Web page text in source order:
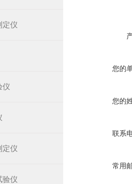
定仪
仪
定仪
验仪
您的
您的
联系
常用